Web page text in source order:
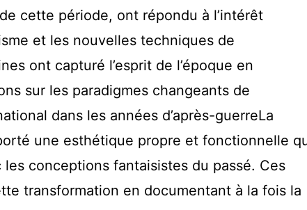
cette période, ont répondu à l’intérêt
et les nouvelles techniques de
ont capturé l’esprit de l’époque en
sur les paradigmes changeants de
dans les années d’après-guerreLa
une esthétique propre et fonctionnelle
conceptions fantaisistes du passé. Ces
transformation en documentant à la fois la